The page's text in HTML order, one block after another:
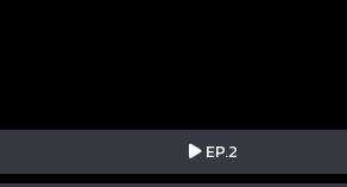
EP.2